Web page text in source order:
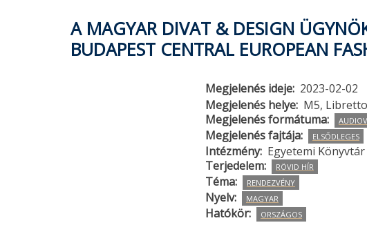
A MAGYAR DIVAT & DESIGN
BUDAPEST CENTRAL EUROPEAN
Megjelenés ideje 2023-02-02
Megjelenés helye M5, Libretto
Megjelenés formátuma
Megjelenés fajtája ELSŐDLEGES
Intézmény Egyetemi
Terjedelem
RÖVID HÍR
Téma RENDEZVÉNY
Nyelv MAGYAR
Hatókör ORSZÁGOS